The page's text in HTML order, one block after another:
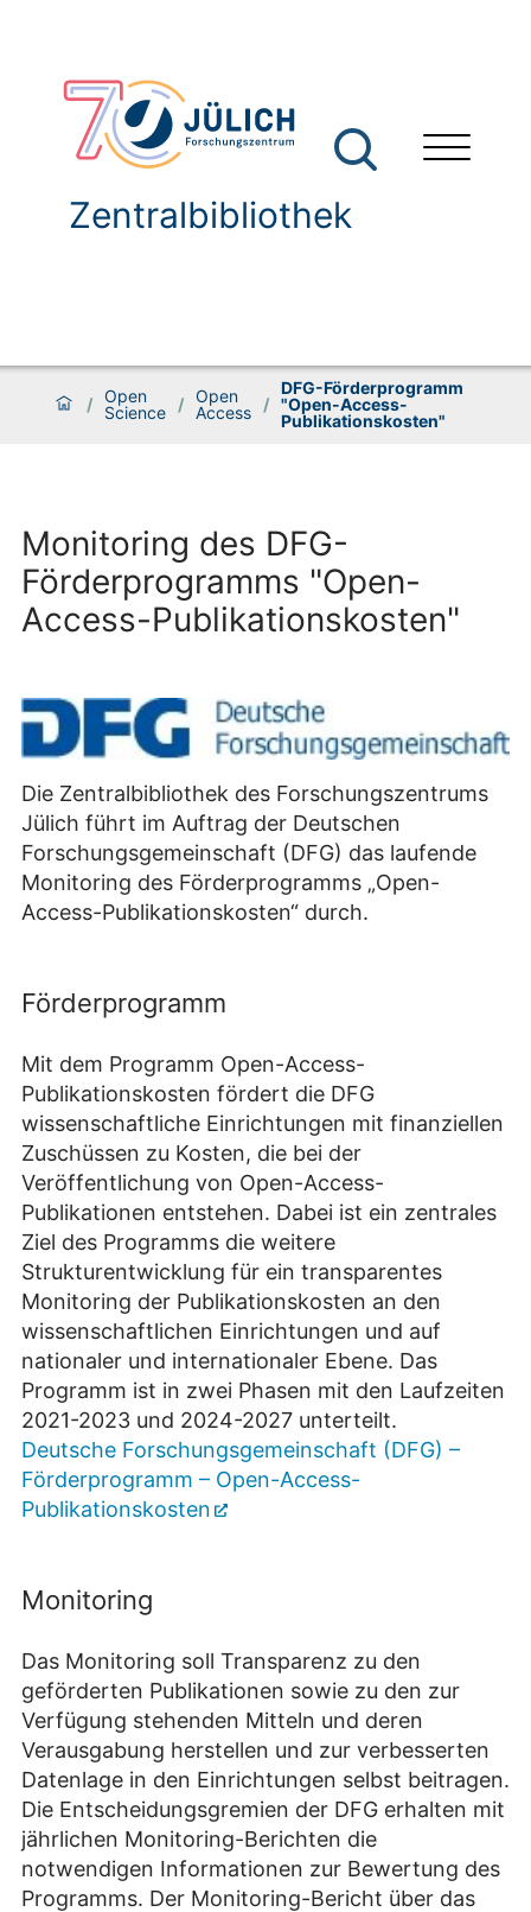
Zentralbibliothek
/ Open
Science / Open
Access /
DFG-Förderprogramm
"Open-Access-
Publikationskosten"
Monitoring des DFG-
Förderprogramms "Open-
Access-Publikationskosten"
Die Zentralbibliothek des Forschungszentrums
Jülich führt im Auftrag der Deutschen
Forschungsgemeinschaft (DFG) das laufende
Monitoring des Förderprogramms „Open-
Access-Publikationskosten“ durch.
Förderprogramm
Mit dem Programm Open-Access-
Publikationskosten fördert die DFG
wissenschaftliche Einrichtungen mit finanziellen
Zuschüssen zu Kosten, die bei der
Veröffentlichung von Open-Access-
Publikationen entstehen. Dabei ist ein zentrales
Ziel des Programms die weitere
Strukturentwicklung für ein transparentes
Monitoring der Publikationskosten an den
wissenschaftlichen Einrichtungen und auf
nationaler und internationaler Ebene. Das
Programm ist in zwei Phasen mit den Laufzeiten
2021-2023 und 2024-2027 unterteilt.
Deutsche Forschungsgemeinschaft (DFG) –
Förderprogramm – Open-Access-
Publikationskosten
Monitoring
Das Monitoring soll Transparenz zu den
geförderten Publikationen sowie zu den zur
Verfügung stehenden Mitteln und deren
Verausgabung herstellen und zur verbesserten
Datenlage in den Einrichtungen selbst beitragen.
Die Entscheidungsgremien der DFG erhalten mit
jährlichen Monitoring-Berichten die
notwendigen Informationen zur Bewertung des
Programms. Der Monitoring-Bericht über das